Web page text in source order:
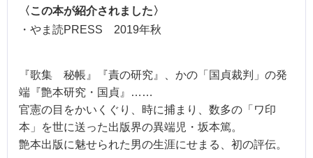
〈この本が紹介されました〉
・やま読PRESS 2019年秋
『歌集 秘帳』『責の研究』、かの「国貞裁判」の発
端『艶本研究・国貞』……
官憲の目をかいくぐり、時に捕まり、数多の「ワ印
本」を世に送った出版界の異端児・坂本篤。
艶本出版に魅せられた男の生涯にせまる、初の評伝。